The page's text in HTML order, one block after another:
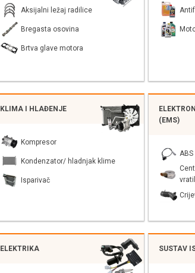
Aksijalni ležaj radilice
Bregasta osovina
Brtva glave motora
KLIMA I HLAĐENJE
Kompresor
Kondenzator/ hladnjak klime
Isparivač
(EMS)
ELEKTRIKA SUSTAV